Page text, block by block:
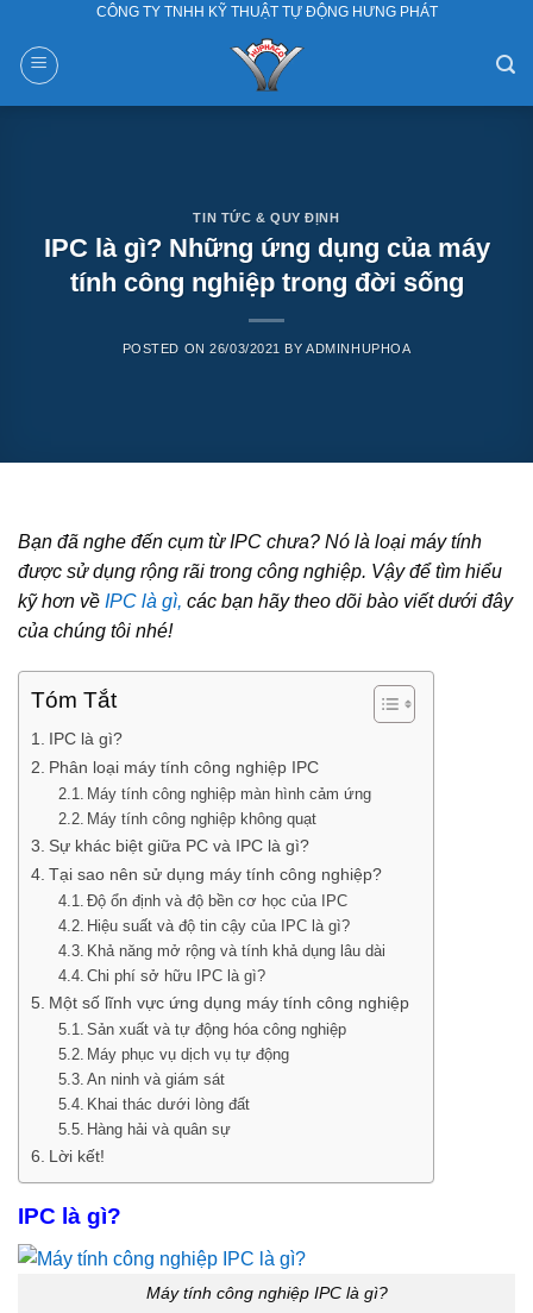
content
CÔNG TY TNHH KỸ THUẬT TỰ ĐỘNG HƯNG PHÁT
TIN TỨC & QUY ĐỊNH
IPC là gì? Những ứng dụng của máy
tính công nghiệp trong đời sống
POSTED ON26/03/2021 BYADMINHUPHOA
Bạn đã nghe đến cụm từ IPC chưa? Nó là loại máy tính
được sử dụng rộng rãi trong công nghiệp. Vậy để tìm hiểu
kỹ hơn về IPC là gì, các bạn hãy theo dõi bào viết dưới đây
của chúng tôi nhé!
Tóm Tắt
IPC là gì?
Phân loại máy tính công nghiệp IPC
Máy tính công nghiệp màn hình cảm ứng
Máy tính công nghiệp không quạt
Sự khác biệt giữa PC và IPC là gì?
Tại sao nên sử dụng máy tính công nghiệp?
Độ ổn định và độ bền cơ học của IPC
Hiệu suất và độ tin cậy của IPC là gì?
Khả năng mở rộng và tính khả dụng lâu dài
Chi phí sở hữu IPC là gì?
Một số lĩnh vực ứng dụng máy tính công nghiệp
Sản xuất và tự động hóa công nghiệp
Máy phục vụ dịch vụ tự động
An ninh và giám sát
Khai thác dưới lòng đất
Hàng hải và quân sự
Lời kết!
IPC là gì?
Máy tính công nghiệp IPC là gì?